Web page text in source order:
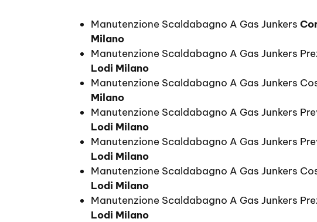
Manutenzione Scaldabagno A Gas Junkers
Milano
Manutenzione Scaldabagno A Gas Junkers
Lodi Milano
Manutenzione Scaldabagno A Gas Junkers
Milano
Manutenzione Scaldabagno A Gas Junkers
Lodi Milano
Manutenzione Scaldabagno A Gas Junkers
Lodi Milano
Manutenzione Scaldabagno A Gas Junkers
Lodi Milano
Manutenzione Scaldabagno A Gas Junkers
Lodi Milano